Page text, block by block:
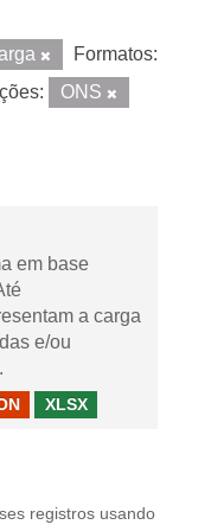
Formatos:
ONS
em base
a carga
e/ou
XLSX
registros usando